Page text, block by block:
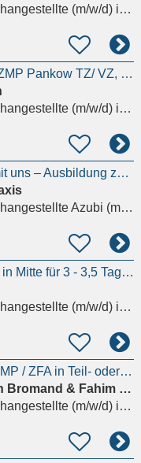
(m/w/d)in Berlin
NEUE STELLE- ZFA, ZMP Pankow TZ/ VZ, Minijob Details anzeigen
(m/w/d)in Berlin
Starte Deine Zukunft mit uns – Ausbildung zur ZFA (m/w/d) Details anzeigen
Zahnmedizinische Fachangestellte Azubi (m/w/d)
ZFA für familäre Praxis in Mitte für 3 - 3,5 Tage-Woche Details anzeigen
(m/w/d)in Berlin
Prophylaxehelfer*in / ZMP / ZFA in Teil- oder Vollzeit (m/w/d)
Zahnarztpraxis Susan Bromand & Fahim Honar
(m/w/d)in Berlin